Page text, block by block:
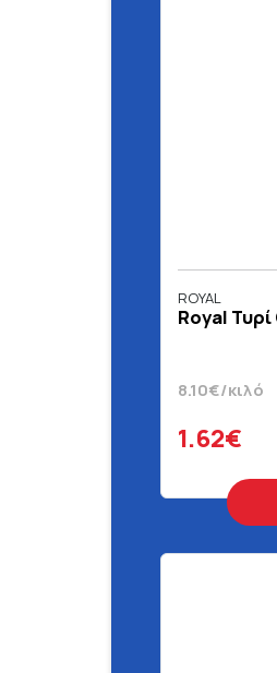
ROYAL
Royal
8.10€/κιλό
1.62€